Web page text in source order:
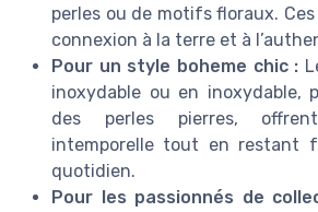
perles ou de motifs floraux.
connexion à la terre et à
Pour un style boheme chic :
inoxydable ou en inoxydable,
des perles pierres,
intemporelle tout en restant
quotidien.
Pour les passionnés de